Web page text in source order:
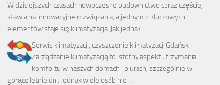
W dzisiejszych czasach nowoczesne budownictwo coraz częściej
stawia na innowacyjne rozwiązania, a jednym z kluczowych
elementów staje się klimatyzacja. Jak jednak …
Serwis klimatyzacji, czyszczenie klimatyzacji Gdańsk
Zarządzanie klimatyzacją to istotny aspekt utrzymania
komfortu w naszych domach i biurach, szczególnie w
gorące letnie dni. Jednak wiele osób nie …